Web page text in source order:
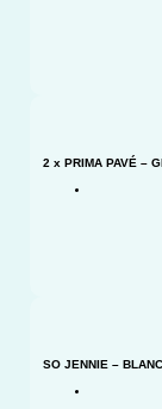
2 x PRIMA PAVÉ –
SO JENNIE –